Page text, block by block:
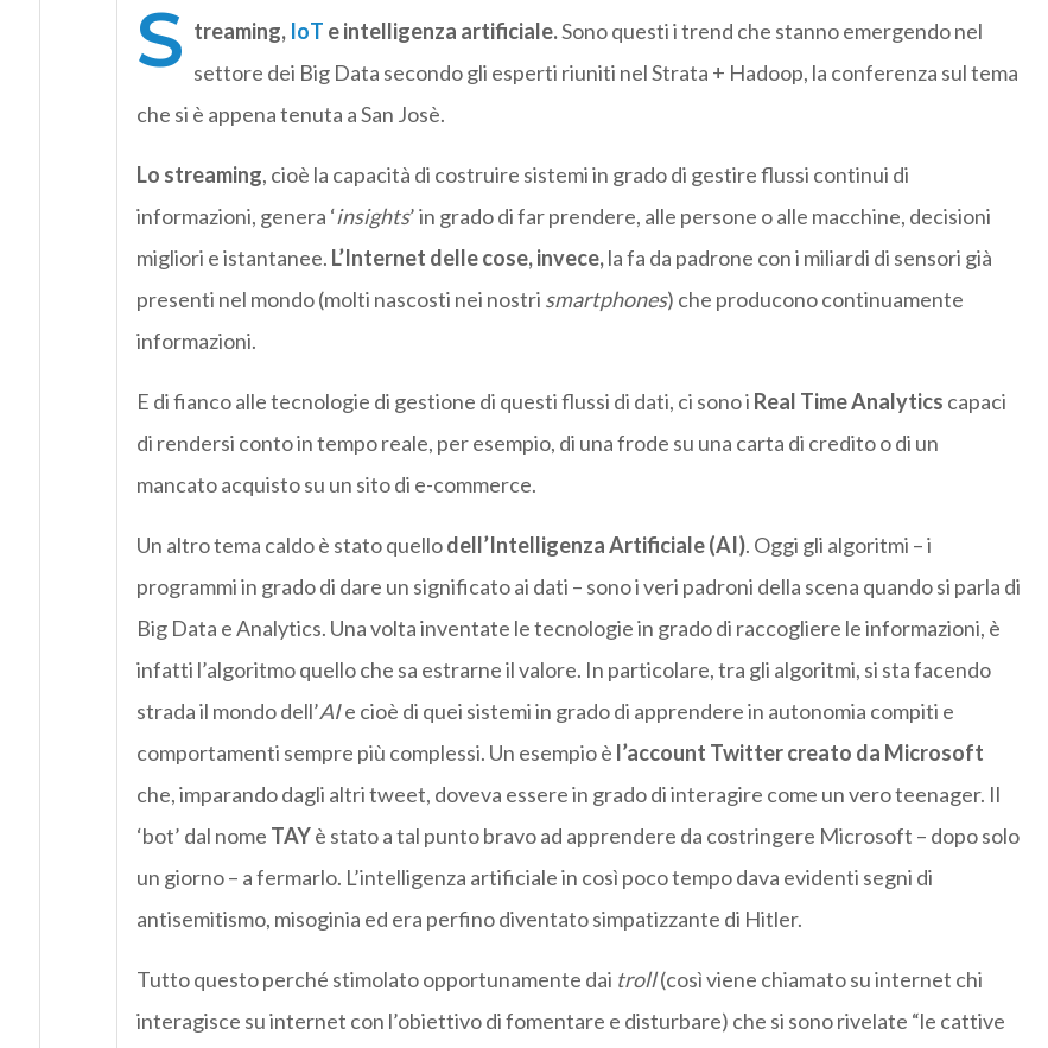
S treaming, IoT e intelligenza artificiale.Sono questi i trend che stanno emergendo nel
settore dei Big Data secondo gli esperti riuniti nel Strata + Hadoop, la conferenza sul tema
che si è appena tenuta a San Josè.
Lo streaming, cioè la capacità di costruire sistemi in grado di gestire flussi continui di
informazioni, genera ‘insights’ in grado di far prendere, alle persone o alle macchine, decisioni
migliori e istantanee. L’Internet delle cose, invece,la fa da padrone con i miliardi di sensori già
presenti nel mondo (molti nascosti nei nostri smartphones) che producono continuamente
informazioni.
E di fianco alle tecnologie di gestione di questi flussi di dati, ci sono i Real Time Analytics capaci
di rendersi conto in tempo reale, per esempio, di una frode su una carta di credito o di un
mancato acquisto su un sito di e-commerce.
Un altro tema caldo è stato quellodell’Intelligenza Artificiale (AI). Oggi gli algoritmi – i
programmi in grado di dare un significato ai dati – sono i veri padroni della scena quando si parla di
Big Data e Analytics. Una volta inventate le tecnologie in grado di raccogliere le informazioni, è
infatti l’algoritmo quello che sa estrarne il valore. In particolare, tra gli algoritmi, si sta facendo
strada il mondo dell’AIe cioè di quei sistemi in grado di apprendere in autonomia compiti e
comportamenti sempre più complessi. Un esempio è l’account Twitter creato da Microsoft
che, imparando dagli altri tweet, doveva essere in grado di interagire come un vero teenager. Il
‘bot’ dal nome TAYè stato a tal punto bravo ad apprendere da costringere Microsoft – dopo solo
un giorno – a fermarlo. L’intelligenza artificiale in così poco tempo dava evidenti segni di
antisemitismo, misoginia ed era perfino diventato simpatizzante di Hitler.
Tutto questo perché stimolato opportunamente dai troll(così viene chiamato su internet chi
interagisce su internet con l’obiettivo di fomentare e disturbare) che si sono rivelate “le cattive
B
big data